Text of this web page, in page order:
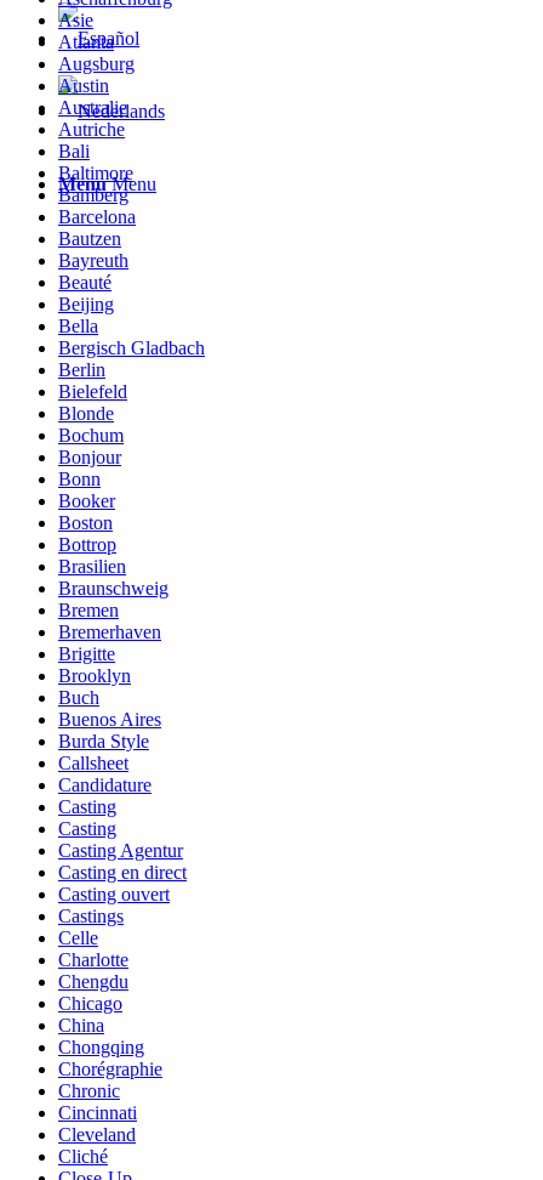
Menu Menu
Asie
Atlanta
Augsburg
Austin
Australie
Autriche
Bali
Baltimore
Bamberg
Barcelona
Bautzen
Bayreuth
Beauté
Beijing
Bella
Bergisch Gladbach
Berlin
Bielefeld
Blonde
Bochum
Bonjour
Bonn
Booker
Boston
Bottrop
Brasilien
Braunschweig
Bremen
Bremerhaven
Brigitte
Brooklyn
Buch
Buenos Aires
Burda Style
Callsheet
Candidature
Casting
Casting
Casting Agentur
Casting en direct
Casting ouvert
Castings
Celle
Charlotte
Chengdu
Chicago
China
Chongqing
Chorégraphie
Chronic
Cincinnati
Cleveland
Cliché